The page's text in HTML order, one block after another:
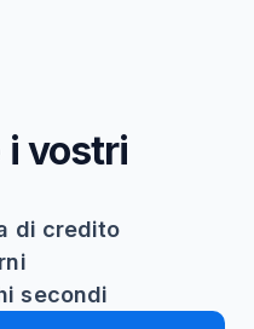
vostri
di credito
secondi